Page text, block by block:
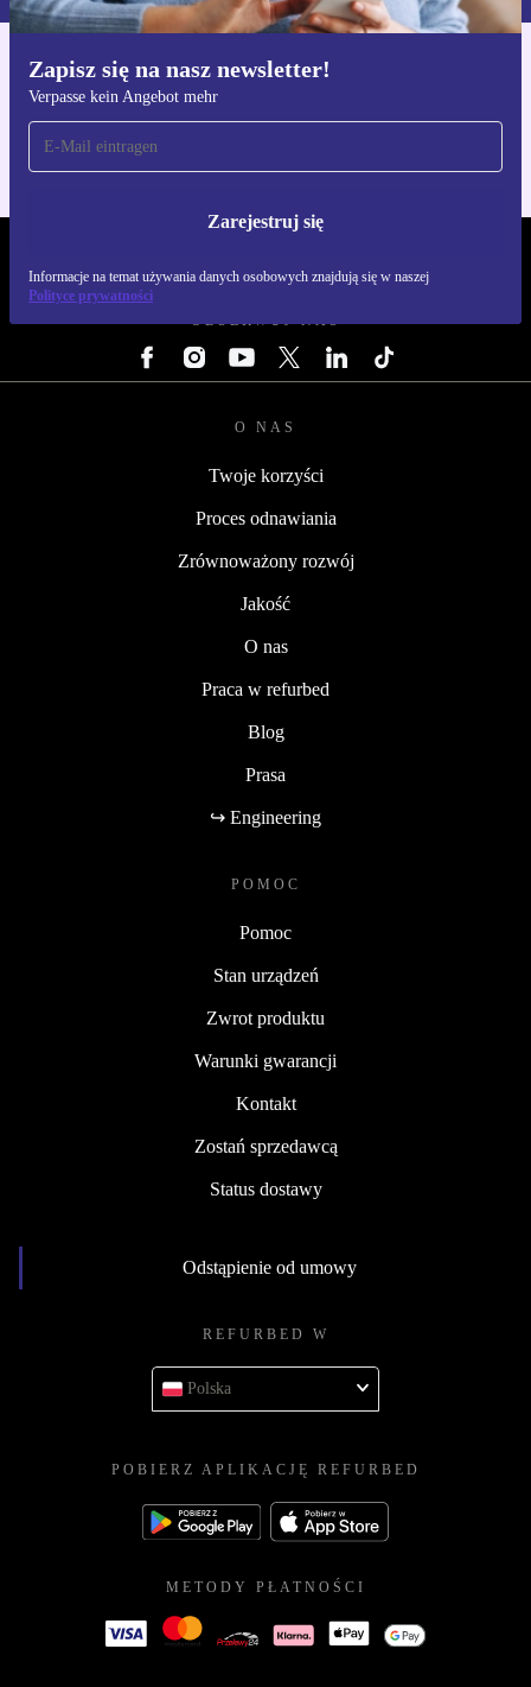
Zapisz się na nasz newsletter!
Verpasse kein Angebot mehr
Zarejestruj się
Informacje na temat używania danych osobowych znajdują się w naszej
Polityce prywatności
Pobierz aplikację refurbed
Dla iOS i Android
OBSERWUJ NAS
O NAS
Twoje korzyści
Proces odnawiania
Zrównoważony rozwój
Jakość
O nas
Praca w refurbed
Blog
Prasa
↪ Engineering
POMOC
Pomoc
Stan urządzeń
Zwrot produktu
Warunki gwarancji
Kontakt
Zostań sprzedawcą
Status dostawy
Odstąpienie od umowy
REFURBED W
Polska
POBIERZ APLIKACJĘ REFURBED
METODY PŁATNOŚCI